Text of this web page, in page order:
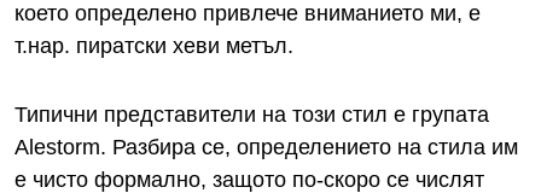
което определено привлече вниманието ми, е
т.нар. пиратски хеви метъл.
Типични представители на този стил е групата
Alestorm. Разбира се, определението на стила им
е чисто формално, защото по-скоро се числят